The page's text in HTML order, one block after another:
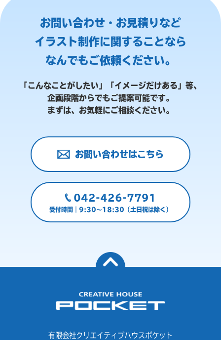
お問い合わせ・お見積りなど
イラスト制作に関することなら
なんでもご依頼ください。
「こんなことがしたい」「イメージだけある」等、
企画段階からでもご提案可能です。
まずは、お気軽にご相談ください。
お問い合わせはこちら
042-426-7791
受付時間｜9:30～18:30（土日祝は除く）
有限会社クリエイティブハウスポケット